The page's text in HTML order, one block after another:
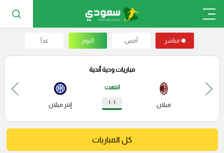
مباشر أمس اليوم غداً
مباريات ودية أندية
ميلان
انتهت
1 : 1 إنتر ميلان
كل المباريات